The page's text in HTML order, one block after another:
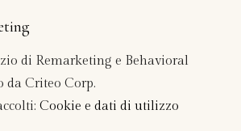
di Remarketing e Behavioral
da Criteo Corp.
Cookie e dati di utilizzo